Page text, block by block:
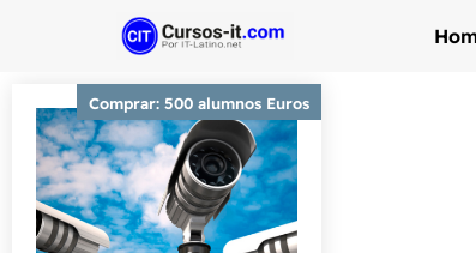
Comprar: 500 alumnos Euros